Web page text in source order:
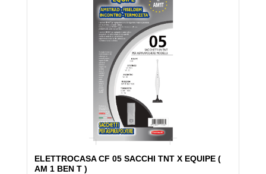
ELETTROCASA CF 05 SACCHI TNT X EQUIPE (
AM 1 BEN T )